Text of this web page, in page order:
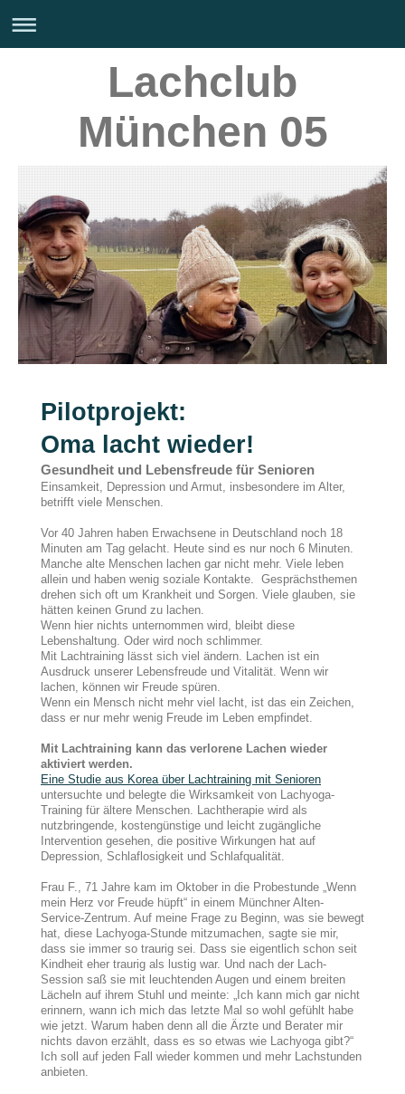
Lachclub
München 05
Pilotprojekt:
Oma lacht wieder!
Gesundheit und Lebensfreude für Senioren
Einsamkeit, Depression und Armut, insbesondere im Alter,
betrifft viele Menschen.
Vor 40 Jahren haben Erwachsene in Deutschland noch 18
Minuten am Tag gelacht. Heute sind es nur noch 6 Minuten.
Manche alte Menschen lachen gar nicht mehr. Viele leben
allein und haben wenig soziale Kontakte. Gesprächsthemen
drehen sich oft um Krankheit und Sorgen. Viele glauben, sie
hätten keinen Grund zu lachen.
Wenn hier nichts unternommen wird, bleibt diese
Lebenshaltung. Oder wird noch schlimmer.
Mit Lachtraining lässt sich viel ändern. Lachen ist ein
Ausdruck unserer Lebensfreude und Vitalität. Wenn wir
lachen, können wir Freude spüren.
Wenn ein Mensch nicht mehr viel lacht, ist das ein Zeichen,
dass er nur mehr wenig Freude im Leben empfindet.
Mit Lachtraining kann das verlorene Lachen wieder
aktiviert werden.
Eine Studie aus Korea über Lachtraining mit Senioren
untersuchte und belegte die Wirksamkeit von Lachyoga-
Training für ältere Menschen. Lachtherapie wird als
nutzbringende, kostengünstige und leicht zugängliche
Intervention gesehen, die positive Wirkungen hat auf
Depression, Schlaflosigkeit und Schlafqualität.
Frau F., 71 Jahre kam im Oktober in die Probestunde „Wenn
mein Herz vor Freude hüpft“ in einem Münchner Alten-
Service-Zentrum. Auf meine Frage zu Beginn, was sie bewegt
hat, diese Lachyoga-Stunde mitzumachen, sagte sie mir,
dass sie immer so traurig sei. Dass sie eigentlich schon seit
Kindheit eher traurig als lustig war. Und nach der Lach-
Session saß sie mit leuchtenden Augen und einem breiten
Lächeln auf ihrem Stuhl und meinte: „Ich kann mich gar nicht
erinnern, wann ich mich das letzte Mal so wohl gefühlt habe
wie jetzt. Warum haben denn all die Ärzte und Berater mir
nichts davon erzählt, dass es so etwas wie Lachyoga gibt?“
Ich soll auf jeden Fall wieder kommen und mehr Lachstunden
anbieten.